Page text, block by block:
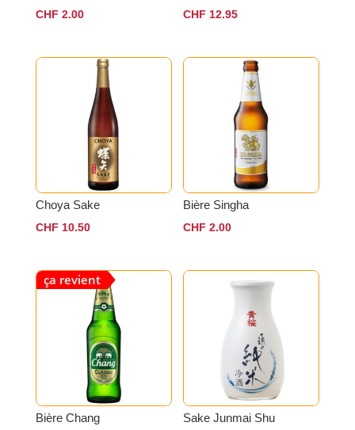
CHF 2.00 CHF 12.95
Choya Sake
CHF 10.50
Bière Singha
CHF 2.00
ça revient
Bière Chang Sake Junmai Shu